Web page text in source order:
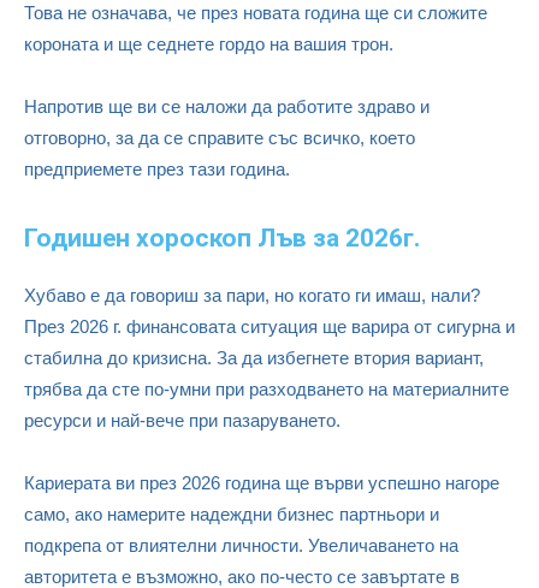
Това не означава, че през новата година ще си сложите
короната и ще седнете гордо на вашия трон.
Напротив ще ви се наложи да работите здраво и
отговорно, за да се справите със всичко, което
предприемете през тази година.
Годишен хороскоп Лъв за 2026г.
Хубаво е да говориш за пари, но когато ги имаш, нали?
През 2026 г. финансовата ситуация ще варира от сигурна и
стабилна до кризисна. За да избегнете втория вариант,
трябва да сте по-умни при разходването на материалните
ресурси и най-вече при пазаруването.
Кариерата ви през 2026 година ще върви успешно нагоре
само, ако намерите надеждни бизнес партньори и
подкрепа от влиятелни личности. Увеличаването на
авторитета е възможно, ако по-често се завъртате в